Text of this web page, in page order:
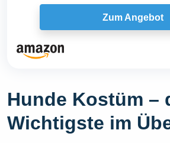
Halloween...
Zum Angebot
Hunde Kostüm –
Wichtigste im